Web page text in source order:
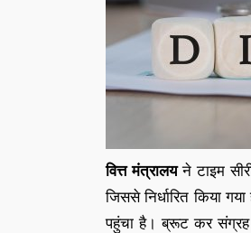
वित्त मंत्रालयने टाइम
जिससे निर्धारित किया
पहुंचा है। ब्रूट कर